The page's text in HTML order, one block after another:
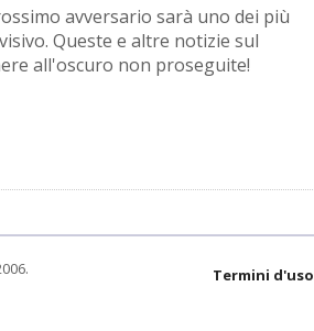
avversario sarà uno dei più
Queste e altre notizie sul
all'oscuro non proseguite!
Termini d'uso